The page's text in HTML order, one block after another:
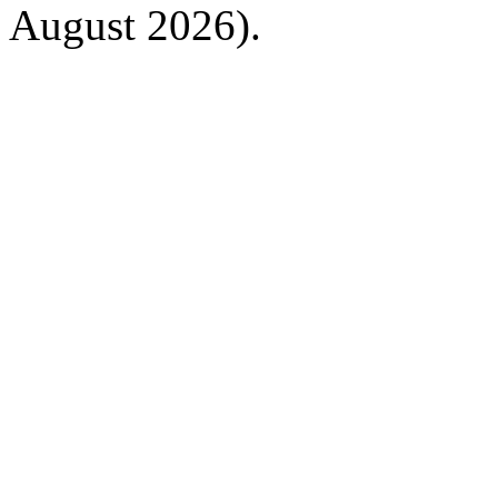
August 2026).